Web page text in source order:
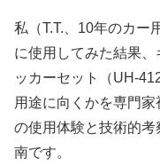
私（T.T.、10年のカー
に使用してみた結果
ッカーセット（UH-
用途に向くかを専門
の使用体験と技術的
南です。